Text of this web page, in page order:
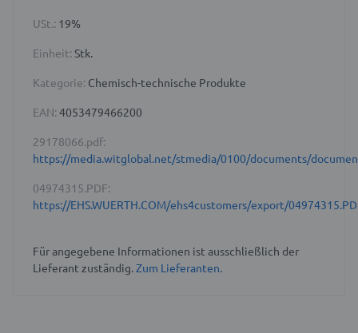
USt.: 19%
Einheit: Stk.
Kategorie: Chemisch-technische Produkte
EAN: 4053479466200
29178066.pdf:
https://media.witglobal.net/stmedia/0100/documents/
04974315.PDF:
https://EHS.WUERTH.COM/ehs4customers/export/
Für angegebene Informationen ist ausschließlich der
Lieferant zuständig.Zum Lieferanten.